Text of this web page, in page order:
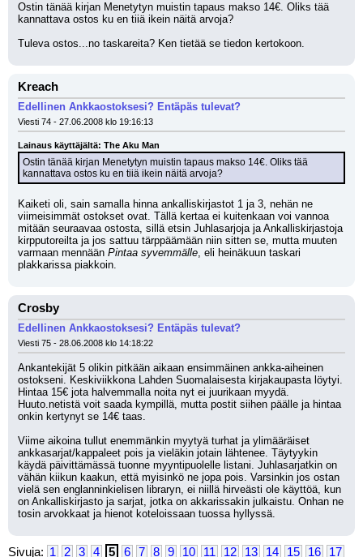
Ostin tänää kirjan Menetytyn muistin tapaus makso 14€. Oliks tää
kannattava ostos ku en tiiä ikein näitä arvoja?
Tuleva ostos...no taskareita? Ken tietää se tiedon kertokoon.
Kreach
Edellinen Ankkaostoksesi? Entäpäs tulevat?
Viesti 74 - 27.06.2008 klo 19:16:13
Lainaus käyttäjältä: The Aku Man
Ostin tänää kirjan Menetytyn muistin tapaus makso 14€. Oliks tää
kannattava ostos ku en tiiä ikein näitä arvoja?
Kaiketi oli, sain samalla hinna ankalliskirjastot 1 ja 3, nehän ne
viimeisimmät ostokset ovat. Tällä kertaa ei kuitenkaan voi vannoa
mitään seuraavaa ostosta, sillä etsin Juhlasarjoja ja Ankalliskirjastoja
kirpputoreilta ja jos sattuu tärppäämään niin sitten se, mutta muuten
varmaan mennään Pintaa syvemmälle, eli heinäkuun taskari
plakkarissa piakkoin.
Crosby
Edellinen Ankkaostoksesi? Entäpäs tulevat?
Viesti 75 - 28.06.2008 klo 14:18:22
Ankantekijät 5 olikin pitkään aikaan ensimmäinen ankka-aiheinen
ostokseni. Keskiviikkona Lahden Suomalaisesta kirjakaupasta löytyi.
Hintaa 15€ jota halvemmalla noita nyt ei juurikaan myydä.
Huuto.netistä voit saada kympillä, mutta postit siihen päälle ja hintaa
onkin kertynyt se 14€ taas.
Viime aikoina tullut enemmänkin myytyä turhat ja ylimääräiset
ankkasarjat/kappaleet pois ja vieläkin jotain lähtenee. Täytyykin
käydä päivittämässä tuonne myyntipuolelle listani. Juhlasarjatkin on
vähän kiikun kaakun, että myisinkö ne jopa pois. Varsinkin jos ostan
vielä sen englanninkielisen libraryn, ei niillä hirveästi ole käyttöä, kun
on Ankalliskirjasto ja sarjat, jotka on akkarissakin julkaistu. Onhan ne
tosin arvokkaat ja hienot koteloissaan tuossa hyllyssä.
Sivuja: 1 2 3 4 5 6 7 8 9 10 11 12 13 14 15 16 17